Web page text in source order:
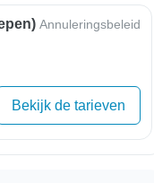
Annuleringsbeleid
Bekijk de tarieven